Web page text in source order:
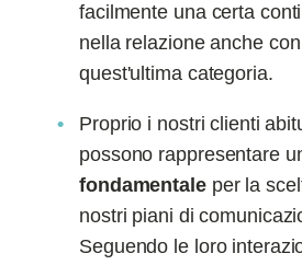
facilmente una certa
nella relazione anche con
quest'ultima categoria.
Proprio i nostri clienti
possono rappresentare
fondamentaleper la
nostri piani di
Seguendo le loro